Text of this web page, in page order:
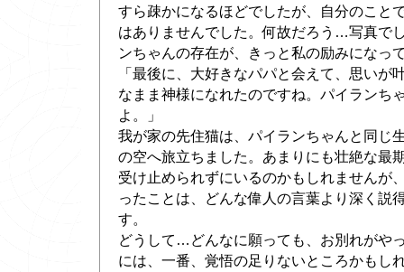
すら疎かになるほどでしたが、自分のこと
はありませんでした。何故だろう…写真で
ンちゃんの存在が、きっと私の励みになっ
「最後に、大好きなパパと会えて、思いが
なまま神様になれたのですね。パイランち
よ。」
我が家の先住猫は、パイランちゃんと同じ
の空へ旅立ちました。あまりにも壮絶な最
受け止められずにいるのかもしれませんが
ったことは、どんな偉人の言葉より深く説
す。
どうして…どんなに願っても、お別れがや
には、一番、覚悟の足りないところかもし